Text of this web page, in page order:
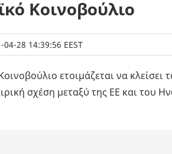
Κοινοβούλιο
04-28 14:39:56 EEST
ετοιμάζεται να
σχέση μεταξύ της ΕΕ και του